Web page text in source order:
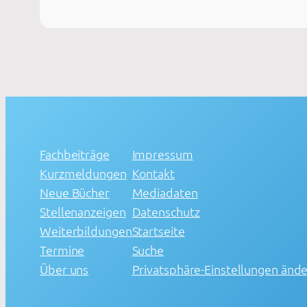
Fachbeiträge
Kurzmeldungen
Neue Bücher
Stellenanzeigen
Weiterbildungen
Termine
Über uns
Impressum
Kontakt
Mediadaten
Datenschutz
Startseite
Suche
Privatsphäre-Einstellungen